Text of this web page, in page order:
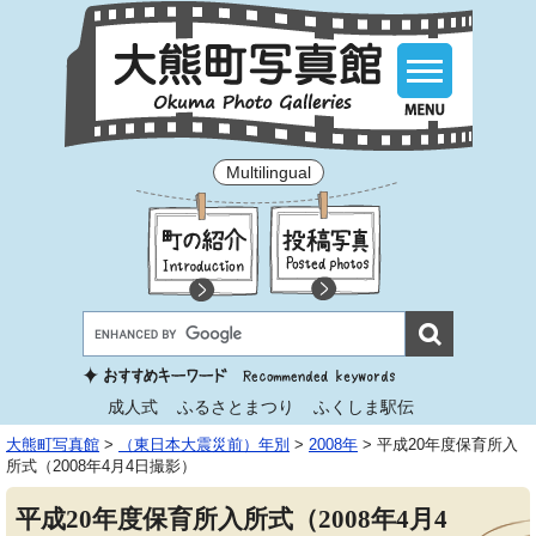
Multilingual
成人式 ふるさとまつり ふくしま駅伝
大熊町写真館 > （東日本大震災前）年別 > 2008年 > 平成20年度保育所入
所式（2008年4月4日撮影）
平成20年度保育所入所式（2008年4月4